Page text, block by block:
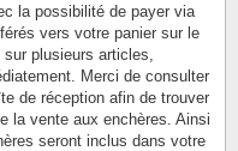
la possibilité de payer via
vers votre panier sur le
plusieurs articles,
Merci de consulter
de réception afin de trouver
la vente aux enchères. Ainsi
seront inclus dans votre
ONU
Pays